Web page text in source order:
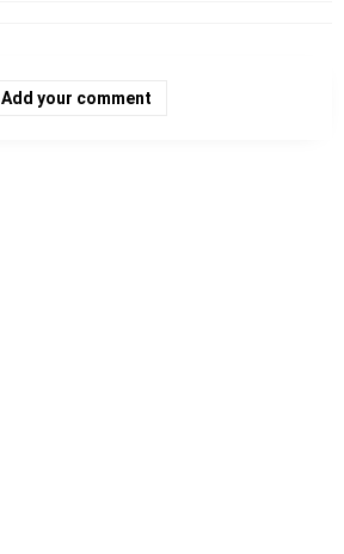
Add your comment